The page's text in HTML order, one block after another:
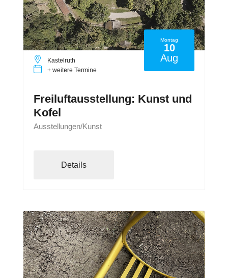
Montag
10
Aug
Kastelruth
+ weitere Termine
Freiluftausstellung: Kunst und
Kofel
Ausstellungen/Kunst
Details